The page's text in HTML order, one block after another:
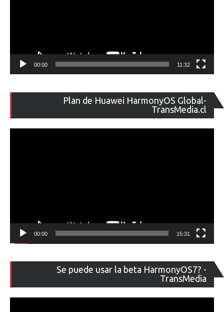
00:00 11:32
Plan de Huawei HarmonyOS Global-
TransMedia.cl
de
00:00 15:31
Se puede usar la beta HarmonyOS7? -
TransMedia
de